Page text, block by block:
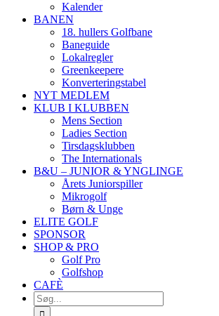
Kalender
BANEN
18. hullers Golfbane
Baneguide
Lokalregler
Greenkeepere
Konverteringstabel
NYT MEDLEM
KLUB I KLUBBEN
Mens Section
Ladies Section
Tirsdagsklubben
The Internationals
B&U – JUNIOR & YNGLINGE
Årets Juniorspiller
Mikrogolf
Børn & Unge
ELITE GOLF
SPONSOR
SHOP & PRO
Golf Pro
Golfshop
CAFÈ
Søg
efter: